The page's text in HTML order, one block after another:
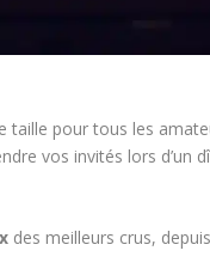
taille pour tous les
vos invités lors d’un
des meilleurs crus,